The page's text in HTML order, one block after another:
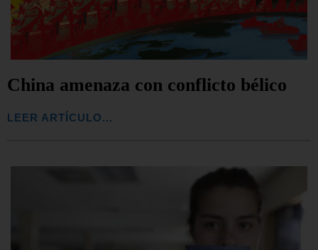
China amenaza con conflicto bélico
LEER ARTÍCULO...